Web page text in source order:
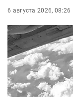
6 августа 2026, 08:26